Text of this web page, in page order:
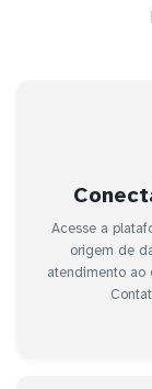
Acesse a
origem de
atendimento ao